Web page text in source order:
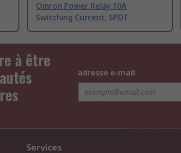
Omron Power Relay 10A
Switching Current, SPDT
à être
adresse e-mail
Services